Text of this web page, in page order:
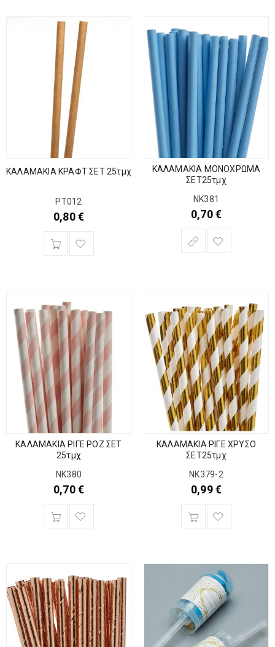
ΚΑΛΑΜΑΚΙΑ ΚΡΑΦΤ ΣΕΤ 25τμχ
ΡΤ012
0,80€
ΚΑΛΑΜΑΚΙΑ ΜΟΝΟΧΡΩΜΑ
ΣΕΤ25τμχ
ΝΚ381
0,70€
ΚΑΛΑΜΑΚΙΑ ΡΙΓΕ ΡΟΖ ΣΕΤ
25τμχ
ΝΚ380
0,70€
ΚΑΛΑΜΑΚΙΑ ΡΙΓΕ ΧΡΥΣΟ
ΣΕΤ25τμχ
ΝΚ379-2
0,99€